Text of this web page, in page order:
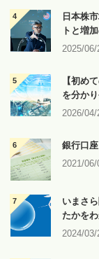
日本株
トと増
2025/06/
【初め
を分か
2026/04/
銀行口
2021/06/
いまさ
たかを
2024/03/